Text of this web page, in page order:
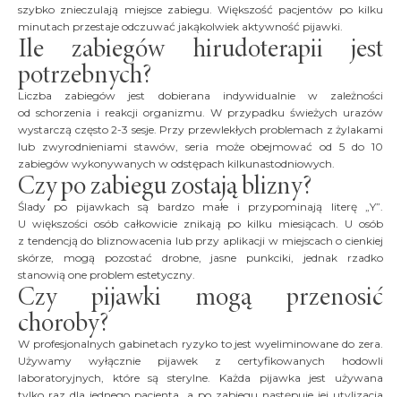
szybko znieczulają miejsce zabiegu. Większość pacjentów po kilku
minutach przestaje odczuwać jakąkolwiek aktywność pijawki.
Ile zabiegów hirudoterapii jest
potrzebnych?
Liczba zabiegów jest dobierana indywidualnie w zależności
od schorzenia i reakcji organizmu. W przypadku świeżych urazów
wystarczą często 2-3 sesje. Przy przewlekłych problemach z żylakami
lub zwyrodnieniami stawów, seria może obejmować od 5 do 10
zabiegów wykonywanych w odstępach kilkunastodniowych.
Czy po zabiegu zostają blizny?
Ślady po pijawkach są bardzo małe i przypominają literę „Y”.
U większości osób całkowicie znikają po kilku miesiącach. U osób
z tendencją do bliznowacenia lub przy aplikacji w miejscach o cienkiej
skórze, mogą pozostać drobne, jasne punkciki, jednak rzadko
stanowią one problem estetyczny.
Czy pijawki mogą przenosić
choroby?
W profesjonalnych gabinetach ryzyko to jest wyeliminowane do zera.
Używamy wyłącznie pijawek z certyfikowanych hodowli
laboratoryjnych, które są sterylne. Każda pijawka jest używana